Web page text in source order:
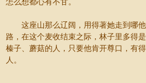
怎么想都心有不甘。
这座山那么辽阔，用得著她走到哪他
路，在这个麦收结束之际，林子里多得
榛子、蘑菇的人，只要他肯开尊口，有
人。